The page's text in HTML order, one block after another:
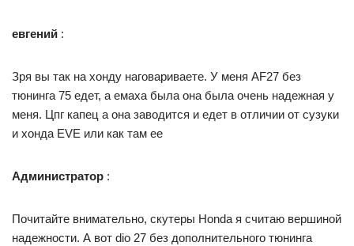
евгений :
Зря вы так на хонду наговариваете. У меня AF27 без
тюнинга 75 едет, а емаха была она была очень надежная у
меня. Цпг капец а она заводится и едет в отличии от сузуки
и хонда EVE или как там ее
Администратор :
Почитайте внимательно, скутеры Honda я считаю вершиной
надежности. А вот dio 27 без дополнительного тюнинга